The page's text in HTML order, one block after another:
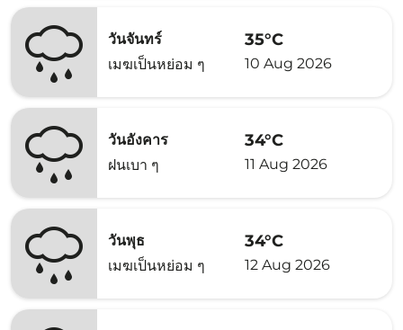
วันจันทร์
เมฆเป็นหย่อม ๆ
35°C
10 Aug 2026
วันอังคาร
ฝนเบา ๆ
34°C
11 Aug 2026
วันพุธ
เมฆเป็นหย่อม ๆ
34°C
12 Aug 2026